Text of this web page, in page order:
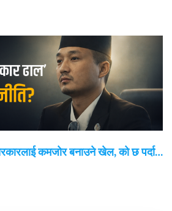
कमजोर बनाउने खेल, को छ पर्दा…